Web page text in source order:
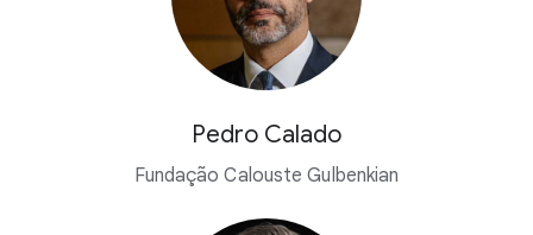
Pedro Calado
Fundação Calouste Gulbenkian